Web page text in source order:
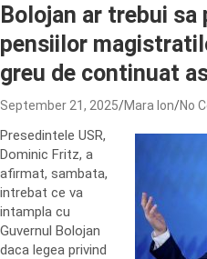
Bolojan ar trebui sa
pensiilor
greu de continuat
September 21, 2025 Mara Ion No
Presedintele USR,
Dominic Fritz, a
afirmat, sambata,
intrebat ce va
intampla cu
Guvernul Bolojan
daca legea privind